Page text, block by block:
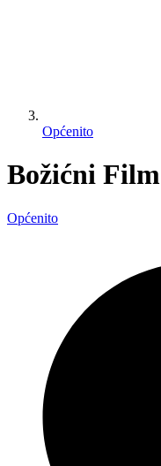
Općenito
Božićni Film
Općenito